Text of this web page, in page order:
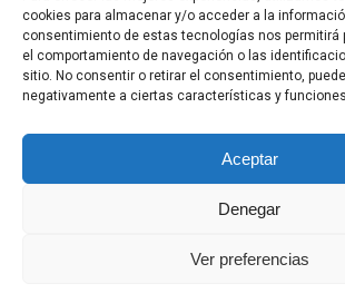
cookies para almacenar y/o acceder a la
consentimiento de estas tecnologías nos permitirá
el comportamiento de navegación o las
sitio. No consentir o retirar el consentimiento,
negativamente a ciertas características y
Aceptar
Denegar
Ver preferencias
Síguenos en las redes sociales de Tbikes,
nuestras novedades, productos, salidas en
y muchos más!